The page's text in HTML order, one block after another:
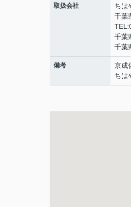
取扱会社
ちは
千葉
千葉
千葉
備考
京成
ちは